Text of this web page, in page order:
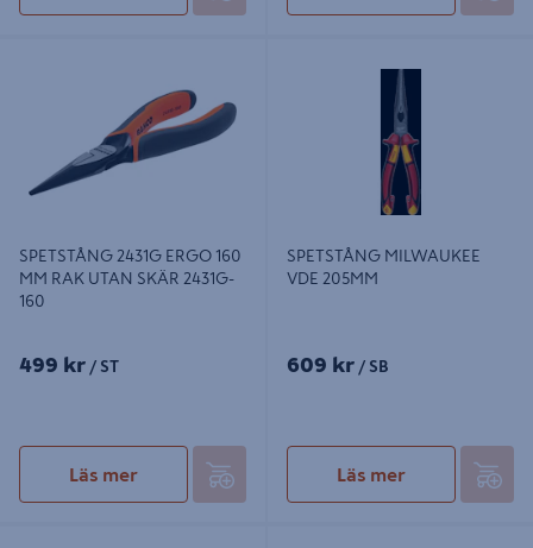
SPETSTÅNG 2431G ERGO 160
MM RAK UTAN SKÄR 2431G-
160
499 kr / ST
Läs mer
SPETSTÅNG MILWAUKEE
VDE 205MM
609 kr / SB
Läs mer